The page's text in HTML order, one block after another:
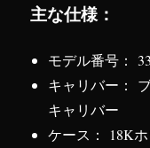
主な仕様：
モデル番号：
キャリバー：
キャリバー
ケース： 18K